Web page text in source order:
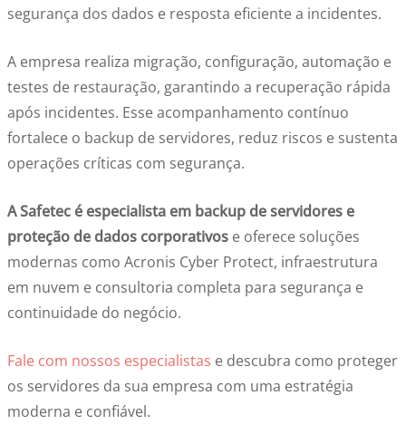
segurança dos dados e resposta eficiente a incidentes.
A empresa realiza migração, configuração, automação e
testes de restauração, garantindo a recuperação rápida
após incidentes. Esse acompanhamento contínuo
fortalece o backup de servidores, reduz riscos e sustenta
operações críticas com segurança.
A Safetec é especialista em backup de servidores e
proteção de dados corporativos e oferece soluções
modernas como Acronis Cyber Protect, infraestrutura
em nuvem e consultoria completa para segurança e
continuidade do negócio.
Fale com nossos especialistas e descubra como proteger
os servidores da sua empresa com uma estratégia
moderna e confiável.